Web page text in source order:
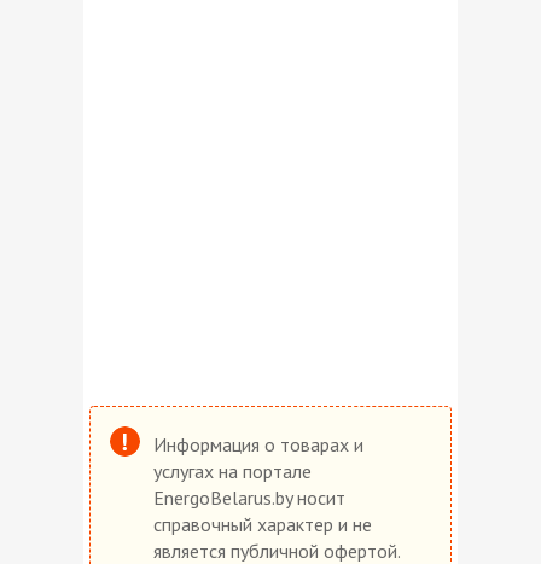
Информация о товарах и
услугах на портале
EnergoBelarus.by носит
справочный характер и не
является публичной офертой.